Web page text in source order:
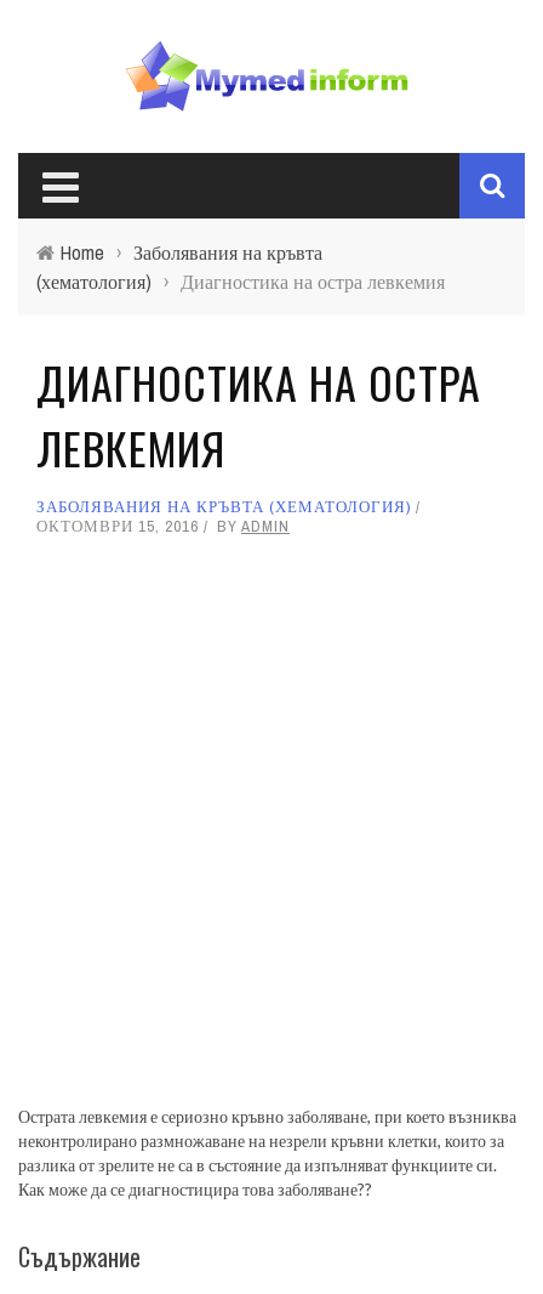
Home › Заболявания на кръвта
(хематология) › Диагностика на остра левкемия
ДИАГНОСТИКА НА ОСТРА
ЛЕВКЕМИЯ
ЗАБОЛЯВАНИЯ НА КРЪВТА (ХЕМАТОЛОГИЯ)
ОКТОМВРИ 15, 2016
BY ADMIN
Острата левкемия е сериозно кръвно заболяване, при което възниква
неконтролирано размножаване на незрели кръвни клетки, които за
разлика от зрелите не са в състояние да изпълняват функциите си.
Как може да се диагностицира това заболяване??
Съдържание